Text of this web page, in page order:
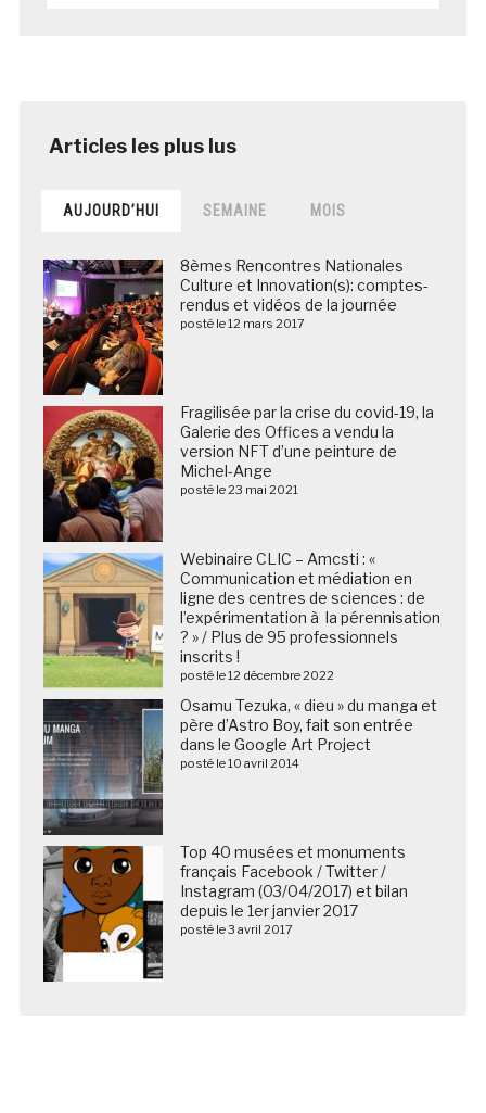
AUJOURD’HUI SEMAINE MOIS
8èmes Rencontres Nationales
Culture et Innovation(s): comptes-
rendus et vidéos de la journée
posté le 12 mars 2017
Fragilisée par la crise du covid-19, la
Galerie des Offices a vendu la
version NFT d’une peinture de
Michel-Ange
posté le 23 mai 2021
Webinaire CLIC – Amcsti : «
Communication et médiation en
ligne des centres de sciences : de
l’expérimentation à la pérennisation
? » / Plus de 95 professionnels
inscrits !
posté le 12 décembre 2022
Osamu Tezuka, « dieu » du manga et
père d’Astro Boy, fait son entrée
dans le Google Art Project
posté le 10 avril 2014
Top 40 musées et monuments
français Facebook / Twitter /
Instagram (03/04/2017) et bilan
depuis le 1er janvier 2017
posté le 3 avril 2017